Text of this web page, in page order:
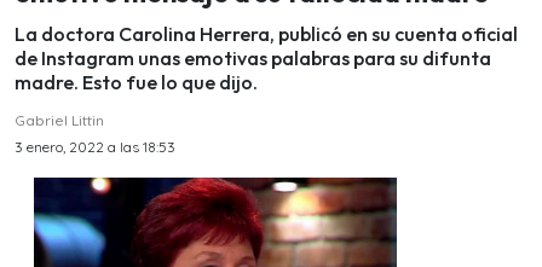
La doctora Carolina Herrera, publicó en su cuenta oficial
de Instagram unas emotivas palabras para su difunta
madre. Esto fue lo que dijo.
Gabriel Littin
3 enero, 2022 a las 18:53